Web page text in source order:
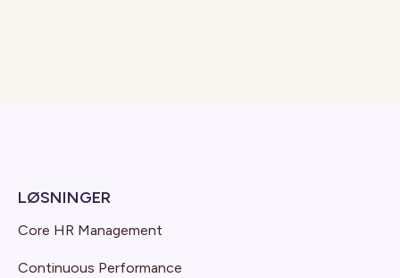
LØSNINGER
Core HR Management
Continuous Performance